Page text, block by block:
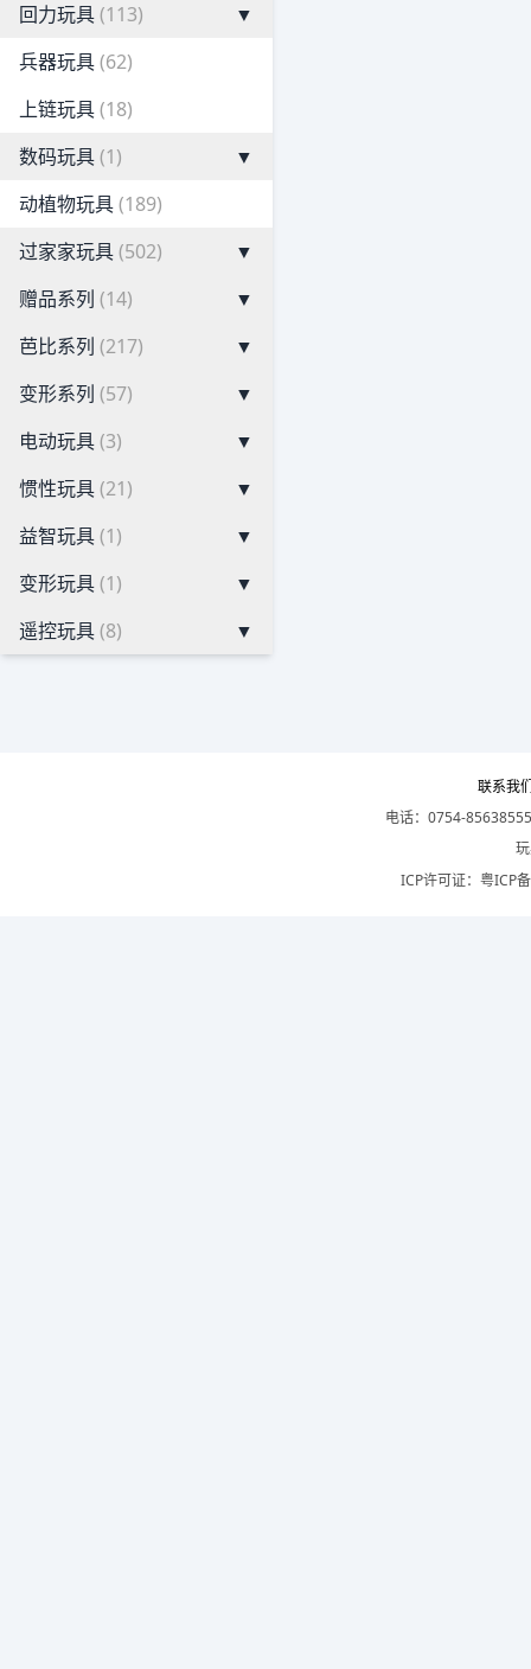
回力玩具(113)
▼
兵器玩具(62)
上链玩具(18)
数码玩具(1)
▼
动植物玩具(189)
过家家玩具(502)
▼
赠品系列 (14)
▼
芭比系列 (217)
▼
变形系列 (57)
▼
电动玩具(3)
▼
惯性玩具(21)
▼
益智玩具(1)
▼
变形玩具(1)
▼
遥控玩具(8) ▼
联系我
电话：0754-
ICP许可证： 粤ICP